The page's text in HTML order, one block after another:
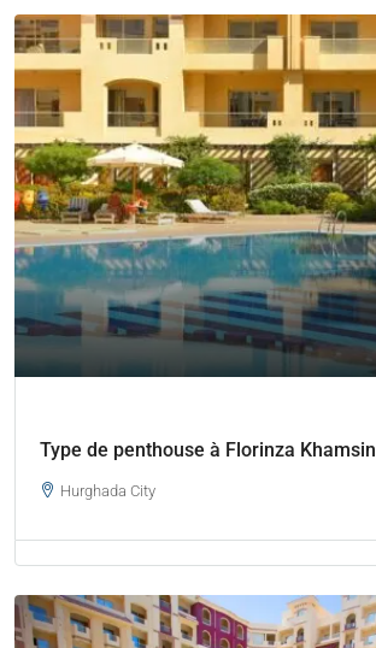
Type de penthouse à Florinza Khamsin
Hurghada City